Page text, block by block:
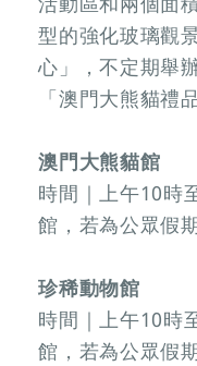
型的強化玻璃觀
心」，不定期舉
「澳門大熊貓禮
澳門大熊貓館
時間｜上午10時
館，若為公眾假
珍稀動物館
時間｜上午10時
館，若為公眾假